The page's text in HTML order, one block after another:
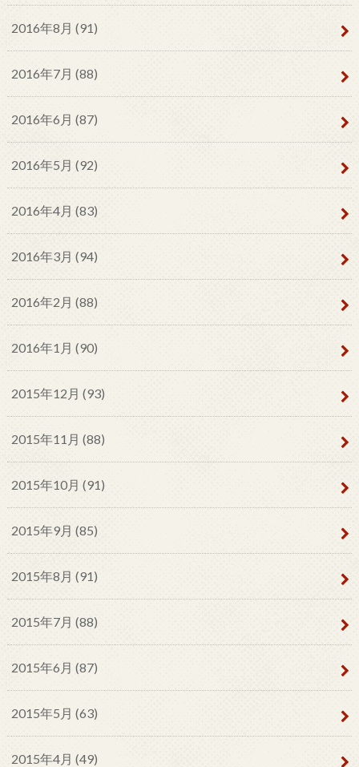
2016年8月 (91)
2016年7月 (88)
2016年6月 (87)
2016年5月 (92)
2016年4月 (83)
2016年3月 (94)
2016年2月 (88)
2016年1月 (90)
2015年12月 (93)
2015年11月 (88)
2015年10月 (91)
2015年9月 (85)
2015年8月 (91)
2015年7月 (88)
2015年6月 (87)
2015年5月 (63)
2015年4月 (49)